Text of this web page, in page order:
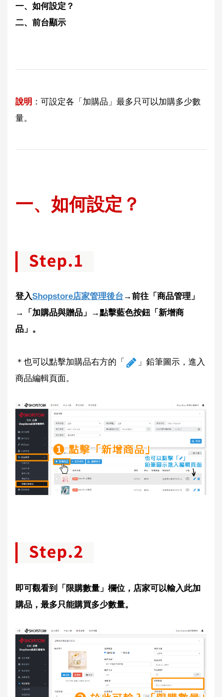
一、如何設定？
二、前台顯示
說明 ：可設定各「加購品」最多只可以加購多少數
量。
一、如何設定？
登入Shopstore店家管理後台 →前往「商品管理」
→「加購品與贈品」→點擊藍色按鈕「新增商
品」。
＊也可以點擊加購品右方的「
」鉛筆圖示，進入
商品編輯頁面。
即可觀看到「限購數量」欄位，店家可以輸入此加
購品，最多只能購買多少數量。